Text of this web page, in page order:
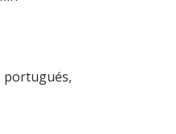
portugués,